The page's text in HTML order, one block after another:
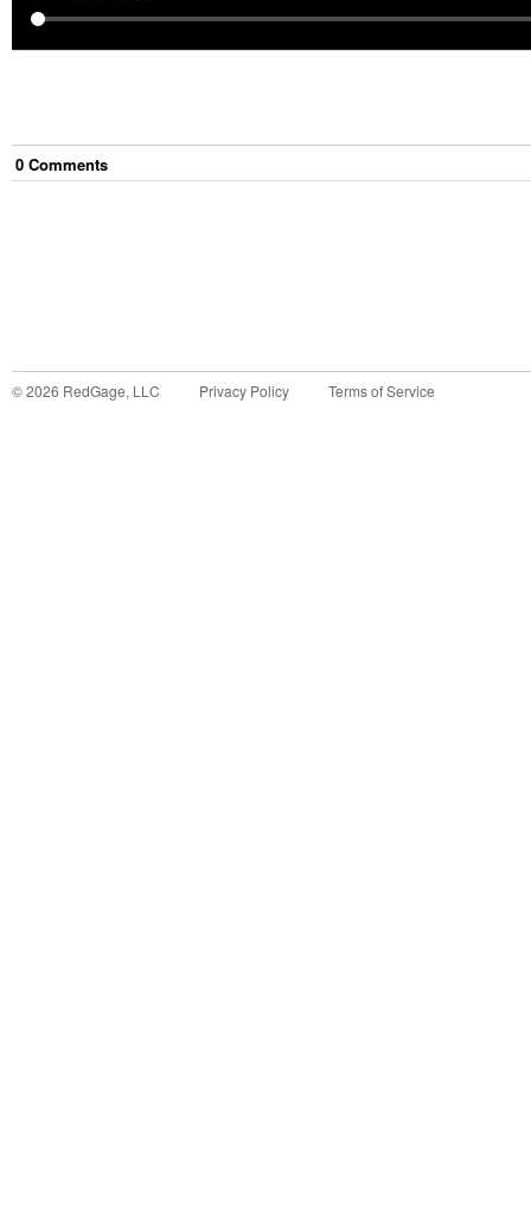
0 Comments
©2026 RedGage, LLC Privacy Policy Terms of Service